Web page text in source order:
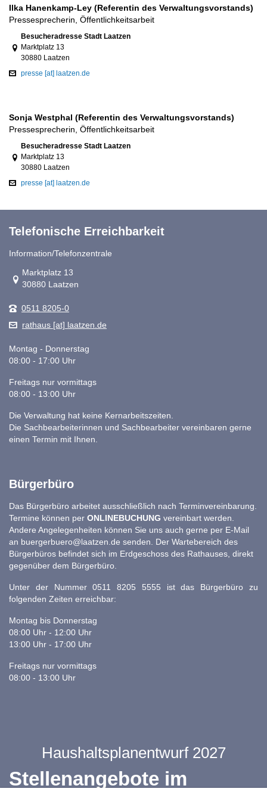
Ilka Hanenkamp-Ley (Referentin des Verwaltungsvorstands)
Pressesprecherin, Öffentlichkeitsarbeit
Link zur Google-Maps Navigation
Besucheradresse Stadt Laatzen
Marktplatz 13
30880 Laatzen
presse [at] laatzen.de
Sonja Westphal (Referentin des Verwaltungsvorstands)
Pressesprecherin, Öffentlichkeitsarbeit
Link zur Google-Maps Navigation
Besucheradresse Stadt Laatzen
Marktplatz 13
30880 Laatzen
presse [at] laatzen.de
Telefonische Erreichbarkeit
Information/Telefonzentrale
Link zur Google-Maps Navigation
Marktplatz 13
30880 Laatzen
0511 8205-0
rathaus [at] laatzen.de
Montag - Donnerstag
08:00 - 17:00 Uhr
Freitags nur vormittags
08:00 - 13:00 Uhr
Die Verwaltung hat keine Kernarbeitszeiten.
Die Sachbearbeiterinnen und Sachbearbeiter vereinbaren gerne
einen Termin mit Ihnen.
Bürgerbüro
Das Bürgerbüro arbeitet ausschließlich nach Terminvereinbarung.
Termine können per ONLINEBUCHUNG vereinbart werden.
Andere Angelegenheiten können Sie uns auch gerne per E-Mail
an buergerbuero@laatzen.de senden. Der Wartebereich des
Bürgerbüros befindet sich im Erdgeschoss des Rathauses, direkt
gegenüber dem Bürgerbüro.
Unter der Nummer 0511 8205 5555 ist das Bürgerbüro zu
folgenden Zeiten erreichbar:
Montag bis Donnerstag
08:00 Uhr - 12:00 Uhr
13:00 Uhr - 17:00 Uhr
Freitags nur vormittags
08:00 - 13:00 Uhr
Haushaltsplanentwurf 2027
Stellenangebote im